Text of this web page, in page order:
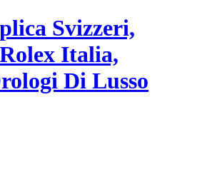
Svizzeri,
Italia,
Di Lusso